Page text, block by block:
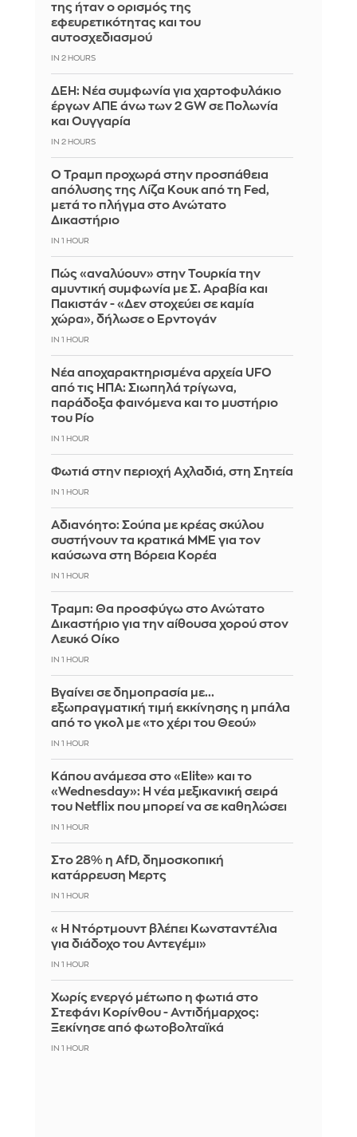
της ήταν ο ορισμός της
εφευρετικότητας και του
αυτοσχεδιασμού
IN 2 HOURS
ΔΕΗ: Νέα συμφωνία για χαρτοφυλάκιο
έργων ΑΠΕ άνω των 2 GW σε Πολωνία
και Ουγγαρία
IN 2 HOURS
Ο Τραμπ προχωρά στην προσπάθεια
απόλυσης της Λίζα Κουκ από τη Fed,
μετά το πλήγμα στο Ανώτατο
Δικαστήριο
IN 1 HOUR
Πώς «αναλύουν» στην Τουρκία την
αμυντική συμφωνία με Σ. Αραβία και
Πακιστάν - «Δεν στοχεύει σε καμία
χώρα», δήλωσε ο Ερντογάν
IN 1 HOUR
Νέα αποχαρακτηρισμένα αρχεία UFO
από τις ΗΠΑ: Σιωπηλά τρίγωνα,
παράδοξα φαινόμενα και το μυστήριο
του Ρίο
IN 1 HOUR
Φωτιά στην περιοχή Αχλαδιά, στη Σητεία
IN 1 HOUR
Αδιανόητο: Σούπα με κρέας σκύλου
συστήνουν τα κρατικά ΜΜΕ για τον
καύσωνα στη Βόρεια Κορέα
IN 1 HOUR
Τραμπ: Θα προσφύγω στο Ανώτατο
Δικαστήριο για την αίθουσα χορού στον
Λευκό Οίκο
IN 1 HOUR
Βγαίνει σε δημοπρασία με...
εξωπραγματική τιμή εκκίνησης η μπάλα
από το γκολ με «το χέρι του Θεού»
IN 1 HOUR
Κάπου ανάμεσα στο «Elite» και το
«Wednesday»: Η νέα μεξικανική σειρά
του Netflix που μπορεί να σε καθηλώσει
IN 1 HOUR
Στο 28% η AfD, δημοσκοπική
κατάρρευση Μερτς
IN 1 HOUR
«Η Ντόρτμουντ βλέπει Κωνσταντέλια
για διάδοχο του Αντεγέμι»
IN 1 HOUR
Χωρίς ενεργό μέτωπο η φωτιά στο
Στεφάνι Κορίνθου - Αντιδήμαρχος:
Ξεκίνησε από φωτοβολταϊκά
IN 1 HOUR